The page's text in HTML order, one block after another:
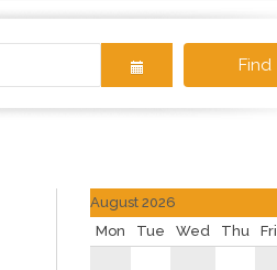
Find
August 2026
Mon
Tue Wed Thu Fri